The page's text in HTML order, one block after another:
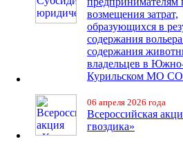
возмещения затрат,
образующихся в
содержания
содержания
владельцев в
Курильском МО СО
06 апреля 2026 года
Всероссийская
гвоздика»